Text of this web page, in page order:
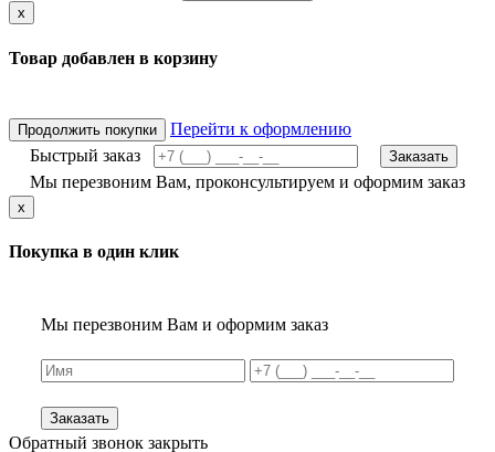
x
Товар добавлен в корзину
Продолжить покупки
Перейти к оформлению
Быстрый заказ
Заказать
Мы перезвоним Вам, проконсультируем и оформим заказ
x
Покупка в один клик
Мы перезвоним Вам и оформим заказ
Заказать
Обратный звонок закрыть